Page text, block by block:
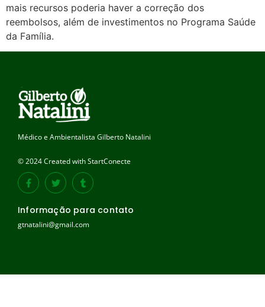
mais recursos poderia haver a correção dos
reembolsos, além de investimentos no Programa Saúde
da Família.
Médico e Ambientalista Gilberto Natalini
© 2024 Created with StartConecte
Informação para contato
gtnatalini@gmail.com